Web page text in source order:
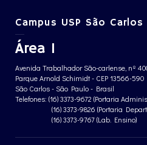
Campus USP São Carlos
Área 1
Avenida Trabalhador São-carlense, nº
Parque Arnold Schimidt - CEP 13566-590
São Carlos - São Paulo - Brasil
Telefones: (16) 3373-9672 (Portaria
(16) 3373-9826 (Portaria
(16) 3373-9767 (Lab. Ensino)